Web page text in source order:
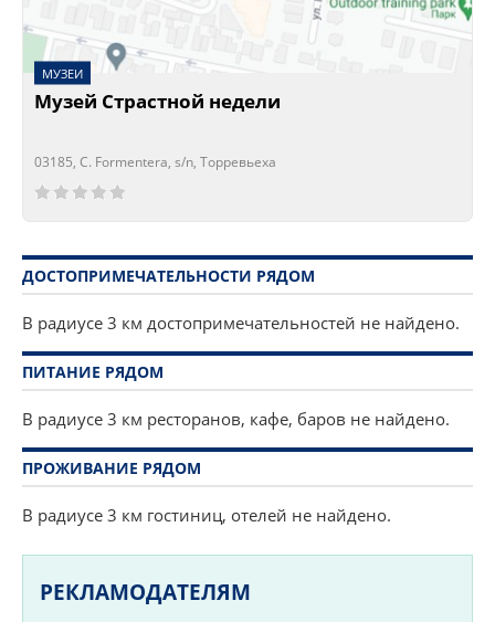
МУЗЕИ
Музей Страстной недели
03185, C. Formentera, s/n, Торревьеха
Сейчас открыто!
Сейчас закрыто!
ДОСТОПРИМЕЧАТЕЛЬНОСТИ РЯДОМ
В радиусе 3 км достопримечательностей не найдено.
ПИТАНИЕ РЯДОМ
В радиусе 3 км ресторанов, кафе, баров не найдено.
ПРОЖИВАНИЕ РЯДОМ
В радиусе 3 км гостиниц, отелей не найдено.
РЕКЛАМОДАТЕЛЯМ